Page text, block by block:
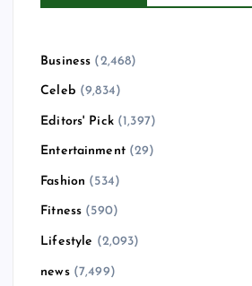
Business (2,468)
Celeb (9,834)
Editors' Pick(1,397)
Entertainment(29)
Fashion (534)
Fitness (590)
Lifestyle (2,093)
news(7,499)